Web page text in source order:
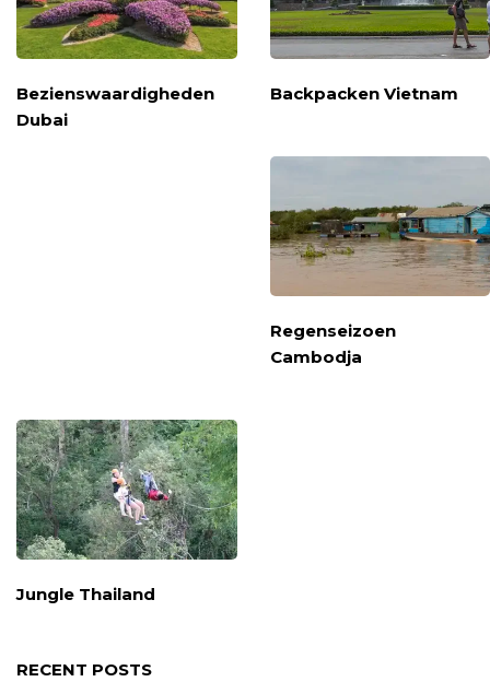
Bezienswaardigheden
Dubai
Backpacken Vietnam
Regenseizoen
Cambodja
Jungle Thailand
RECENT POSTS